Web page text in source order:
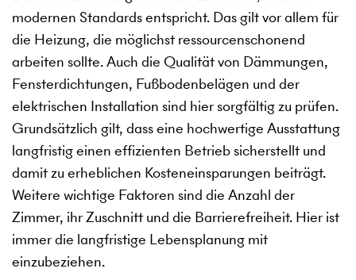
modernen Standards entspricht. Das gilt vor allem für
die Heizung, die möglichst ressourcenschonend
arbeiten sollte. Auch die Qualität von Dämmungen,
Fensterdichtungen, Fußbodenbelägen und der
elektrischen Installation sind hier sorgfältig zu prüfen.
Grundsätzlich gilt, dass eine hochwertige Ausstattung
langfristig einen effizienten Betrieb sicherstellt und
damit zu erheblichen Kosteneinsparungen beiträgt.
Weitere wichtige Faktoren sind die Anzahl der
Zimmer, ihr Zuschnitt und die Barrierefreiheit. Hier ist
immer die langfristige Lebensplanung mit
einzubeziehen.